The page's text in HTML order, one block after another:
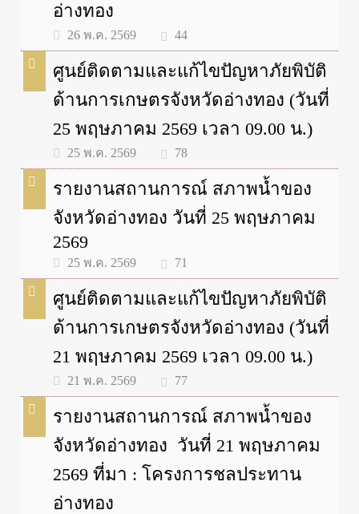
อ่างทอง
26 พ.ค. 2569 44
ศูนย์ติดตามและแก้ไขปัญหาภัยพิบัติ
ด้านการเกษตรจังหวัดอ่างทอง (วันที่
25 พฤษภาคม 2569 เวลา 09.00 น.)
25 พ.ค. 2569 78
รายงานสถานการณ์ สภาพน้ำของ
จังหวัดอ่างทอง วันที่ 25 พฤษภาคม
2569
25 พ.ค. 2569 71
ศูนย์ติดตามและแก้ไขปัญหาภัยพิบัติ
ด้านการเกษตรจังหวัดอ่างทอง (วันที่
21 พฤษภาคม 2569 เวลา 09.00 น.)
21 พ.ค. 2569 77
รายงานสถานการณ์ สภาพน้ำของ
จังหวัดอ่างทอง วันที่ 21 พฤษภาคม
2569 ที่มา : โครงการชลประทาน
อ่างทอง